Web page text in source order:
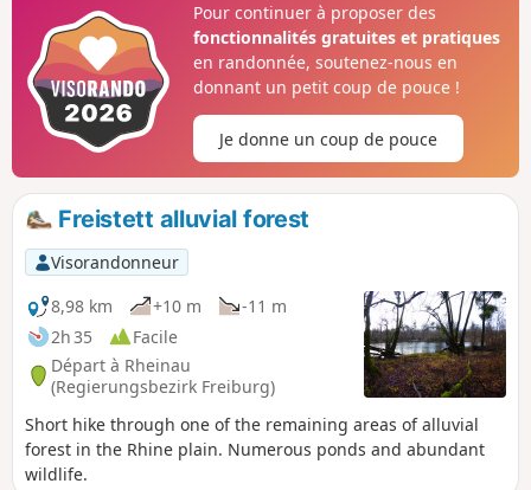
Pour continuer à proposer des
fonctionnalités gratuites et pratiques
en randonnée, soutenez-nous en
donnant un petit coup de pouce !
Je donne un coup de pouce
Freistett alluvial forest
Visorandonneur
8,98 km
+10 m
-11 m
2h 35
Facile
Départ à Rheinau
(Regierungsbezirk Freiburg)
Short hike through one of the remaining areas of alluvial
forest in the Rhine plain. Numerous ponds and abundant
wildlife.